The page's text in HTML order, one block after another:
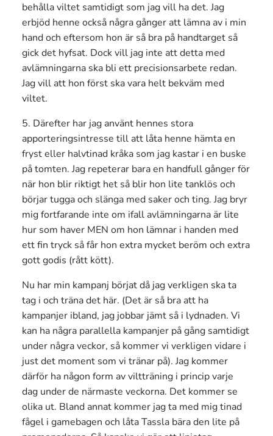
behålla viltet samtidigt som jag vill ha det. Jag
erbjöd henne också några gånger att lämna av i min
hand och eftersom hon är så bra på handtarget så
gick det hyfsat. Dock vill jag inte att detta med
avlämningarna ska bli ett precisionsarbete redan.
Jag vill att hon först ska vara helt bekväm med
viltet.
5. Därefter har jag använt hennes stora
apporteringsintresse till att låta henne hämta en
fryst eller halvtinad kråka som jag kastar i en buske
på tomten. Jag repeterar bara en handfull gånger för
när hon blir riktigt het så blir hon lite tanklös och
börjar tugga och slänga med saker och ting. Jag bryr
mig fortfarande inte om ifall avlämningarna är lite
hur som haver MEN om hon lämnar i handen med
ett fin tryck så får hon extra mycket beröm och extra
gott godis (rått kött).
Nu har min kampanj börjat då jag verkligen ska ta
tag i och träna det här. (Det är så bra att ha
kampanjer ibland, jag jobbar jämt så i lydnaden. Vi
kan ha några parallella kampanjer på gång samtidigt
under några veckor, så kommer vi verkligen vidare i
just det moment som vi tränar på). Jag kommer
därför ha någon form av viltträning i princip varje
dag under de närmaste veckorna. Det kommer se
olika ut. Bland annat kommer jag ta med mig tinad
fågel i gamebagen och låta Tassla bära den lite på